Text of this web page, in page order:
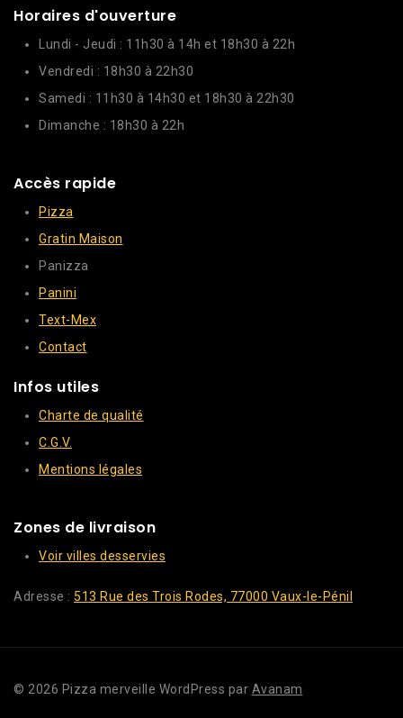
Horaires d'ouverture
Lundi - Jeudi : 11h30 à 14h et 18h30 à 22h
Vendredi : 18h30 à 22h30
Samedi : 11h30 à 14h30 et 18h30 à 22h30
Dimanche : 18h30 à 22h
Accès rapide
Pizza
Gratin Maison
Panizza
Panini
Text-Mex
Contact
Infos utiles
Charte de qualité
C.G.V.
Mentions légales
Zones de livraison
Voir villes desservies
Adresse : 513 Rue des Trois Rodes, 77000 Vaux-le-Pénil
© 2026 Pizza merveille WordPress par Avanam